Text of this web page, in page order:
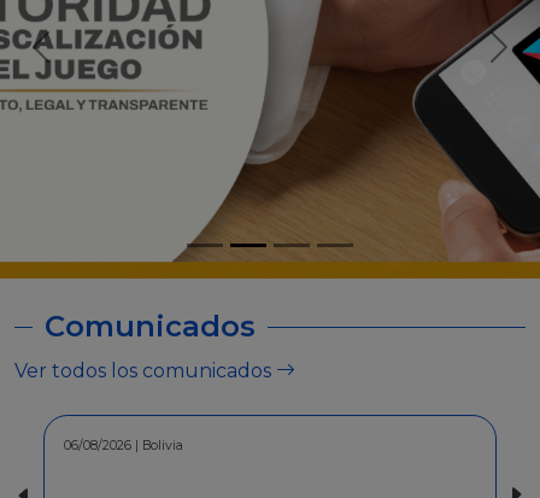
Comunicados
Ver todos los comunicados
30/07/2026 | Bolivia